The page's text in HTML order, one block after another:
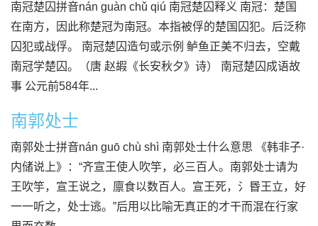
南冠楚囚拼音nán guàn chǔ qiú 南冠楚囚释义 南冠：楚国
在南方，因此称楚冠为南冠。本指被俘的楚国囚犯。后泛称
囚犯或战俘。 南冠楚囚造句或示例 鲈鱼正美不归去，空戴
南冠学楚囚。（唐 赵嘏《长安秋夕》诗） 南冠楚囚成语故
事 公元前584年...
南郭处士
南郭处士拼音nán guō chù shì 南郭处士什么意思 《韩非子·
内储说上》：“齐宣王使人吹竽，必三百人。南郭处士请为
王吹竽，宣王说之，廪食以数百人。宣王死，氵昬王立，好
一一听之，处士逃。”后用以比喻无真正的才干而混在行家